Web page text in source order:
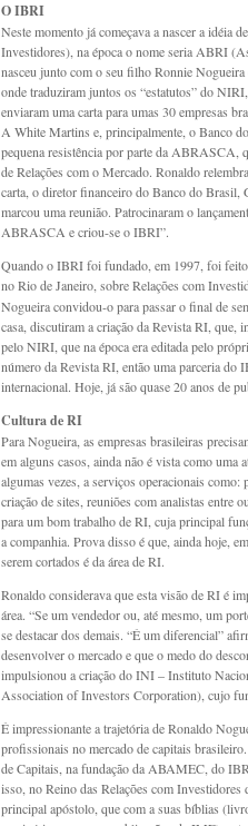
O IBRI
Neste momento já começava a nascer a idéia
Investidores), na época o nome seria ABRI
nasceu junto com o seu filho Ronnie
onde traduziram juntos os “estatutos” do
enviaram uma carta para umas 30 empresas
A White Martins e, principalmente, o Banco
pequena resistência por parte da ABRASCA,
de Relações com o Mercado. Ronaldo
carta, o diretor financeiro do Banco do Brasil,
marcou uma reunião. Patrocinaram o
ABRASCA e criou-se o IBRI”.
Quando o IBRI foi fundado, em 1997, foi
no Rio de Janeiro, sobre Relações com
Nogueira convidou-o para passar o final de
casa, discutiram a criação da Revista RI, que,
pelo NIRI, que na época era editada pelo
número da Revista RI, então uma parceria
internacional. Hoje, já são quase 20 anos de
Cultura de RI
Para Nogueira, as empresas brasileiras
em alguns casos, ainda não é vista como
algumas vezes, a serviços operacionais
criação de sites, reuniões com analistas entre
para um bom trabalho de RI, cuja principal
a companhia. Prova disso é que, ainda hoje,
serem cortados é da área de RI.
Ronaldo considerava que esta visão de RI é
área. “Se um vendedor ou, até mesmo, um
se destacar dos demais. “É um diferencial”
desenvolver o mercado e que o medo do
impulsionou a criação do INI – Instituto
Association of Investors Corporation), cujo
É impressionante a trajetória de Ronaldo
profissionais no mercado de capitais
de Capitais, na fundação da ABAMEC, do
isso, no Reino das Relações com
principal apóstolo, que com a suas bíblias